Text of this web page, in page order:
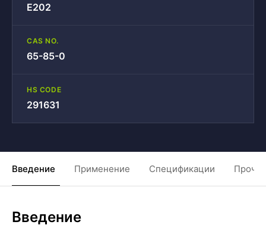
E202
CAS NO.
65-85-0
HS CODE
291631
Введение Применение Спецификации
Введение